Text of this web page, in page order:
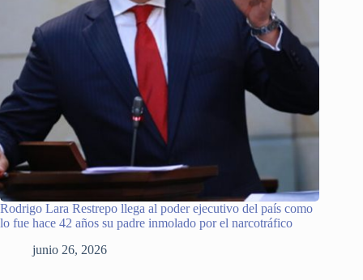
Rodrigo Lara Restrepo llega al poder ejecutivo del país como
lo fue hace 42 años su padre inmolado por el narcotráfico
junio 26, 2026